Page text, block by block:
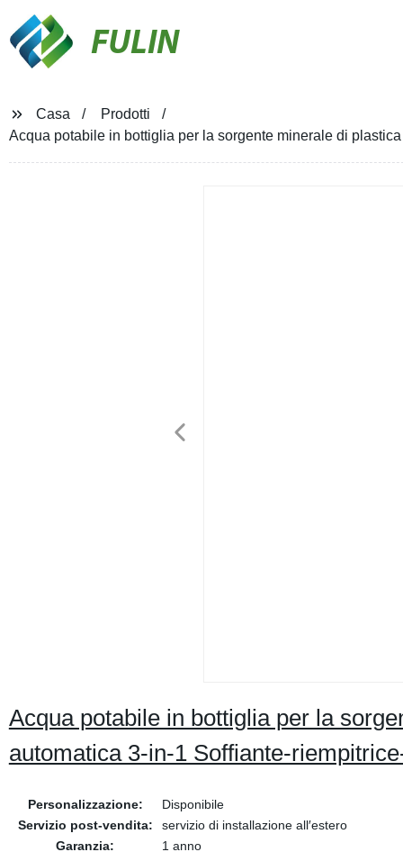
FULIN
Casa
Prodotti
Acqua potabile in bottiglia per la sorgente minerale di
Acqua potabile in bottiglia per la
automatica 3-in-1 Soffiante-
Personalizzazione:
Disponibile
Servizio post-vendita:
servizio di installazione all′estero
Garanzia:
1 anno